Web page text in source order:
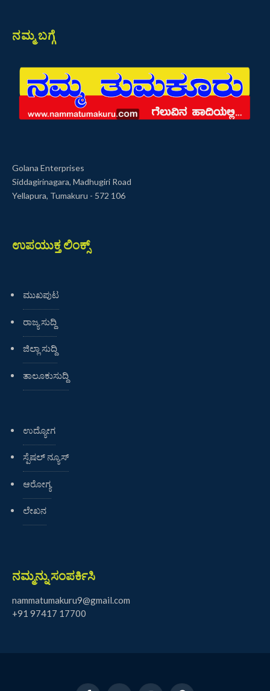
ನಮ್ಮ ಬಗ್ಗೆ
Golana Enterprises
Siddagirinagara, Madhugiri Road
Yellapura, Tumakuru - 572 106
ಉಪಯುಕ್ತ ಲಿಂಕ್ಸ್
ಮುಖಪುಟ
ರಾಜ್ಯ ಸುದ್ದಿ
ಜಿಲ್ಲಾ ಸುದ್ದಿ
ತಾಲೂಕುಸುದ್ದಿ
ಉದ್ಯೋಗ
ಸ್ಪೆಷಲ್ ನ್ಯೂಸ್
ಆರೋಗ್ಯ
ಲೇಖನ
ನಮ್ಮನ್ನು ಸಂಪರ್ಕಿಸಿ
nammatumakuru9@gmail.com
+91 97417 17700